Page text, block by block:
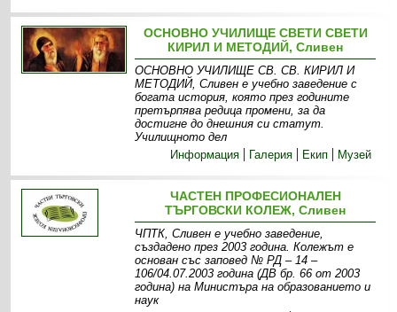
ОСНОВНО УЧИЛИЩЕ СВЕТИ СВЕТИ
КИРИЛ И МЕТОДИЙ, Сливен
ОСНОВНО УЧИЛИЩЕ СВ. СВ. КИРИЛ И
МЕТОДИЙ, Сливен е учебно заведение с
богата история, която през годините
претърпява редица промени, за да
достигне до днешния си статут.
Училищното дел
Информация
Галерия Екип Музей
ЧАСТЕН ПРОФЕСИОНАЛЕН
ТЪРГОВСКИ КОЛЕЖ, Сливен
ЧПТК, Сливен е учебно заведение,
създадено през 2003 година. Колежът е
основан със заповед № РД – 14 –
106/04.07.2003 година (ДВ бр. 66 от 2003
година) на Министъра на образованието и
наук